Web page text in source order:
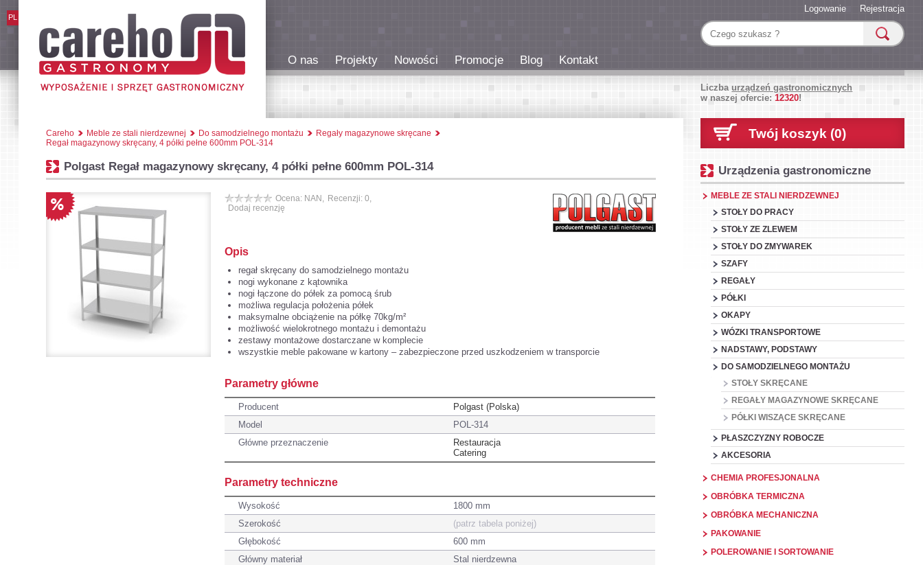
PL
Rejestracja
Logowanie
O nas Projekty Nowości Promocje Blog Kontakt
Liczbaurządzeń gastronomicznych
w naszej ofercie:12320!
Careho Meble ze stali nierdzewnej Do samodzielnego montażu
Regały magazynowe skręcane
Regał magazynowy skręcany, 4 półki pełne 600mm POL-314
Polgast Regał magazynowy skręcany, 4 półki pełne 600mm POL-314
Ocena: NAN, Recenzji: 0,
Dodaj recenzję
Opis
regał skręcany do samodzielnego montażu
nogi wykonane z kątownika
nogi łączone do półek za pomocą śrub
możliwa regulacja położenia półek
maksymalne obciążenie na półkę 70kg/m²
możliwość wielokrotnego montażu i demontażu
zestawy montażowe dostarczane w komplecie
wszystkie meble pakowane w kartony – zabezpieczone przed uszkodzeniem w transporcie
Parametry główne
Producent
Polgast (Polska)
Model
POL-314
Główne przeznaczenie
Restauracja
Catering
Parametry techniczne
Wysokość
1800 mm
Szerokość
(patrz tabela poniżej)
Głębokość
600 mm
Główny materiał
Stal nierdzewna
Twój koszyk (0)
Urządzenia gastronomiczne
MEBLE ZE STALI NIERDZEWNEJ
STOŁY DO PRACY
STOŁY ZE ZLEWEM
STOŁY DO ZMYWAREK
SZAFY
REGAŁY
PÓŁKI
OKAPY
WÓZKI TRANSPORTOWE
NADSTAWY, PODSTAWY
DO SAMODZIELNEGO MONTAŻU
STOŁY SKRĘCANE
REGAŁY MAGAZYNOWE SKRĘCANE
PÓŁKI WISZĄCE SKRĘCANE
PŁASZCZYZNY ROBOCZE
AKCESORIA
CHEMIA PROFESJONALNA
OBRÓBKA TERMICZNA
OBRÓBKA MECHANICZNA
PAKOWANIE
POLEROWANIE I SORTOWANIE